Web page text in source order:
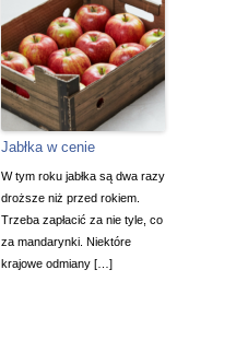
Jabłka w cenie
W tym roku jabłka są dwa razy
droższe niż przed rokiem.
Trzeba zapłacić za nie tyle, co
za mandarynki. Niektóre
krajowe odmiany […]